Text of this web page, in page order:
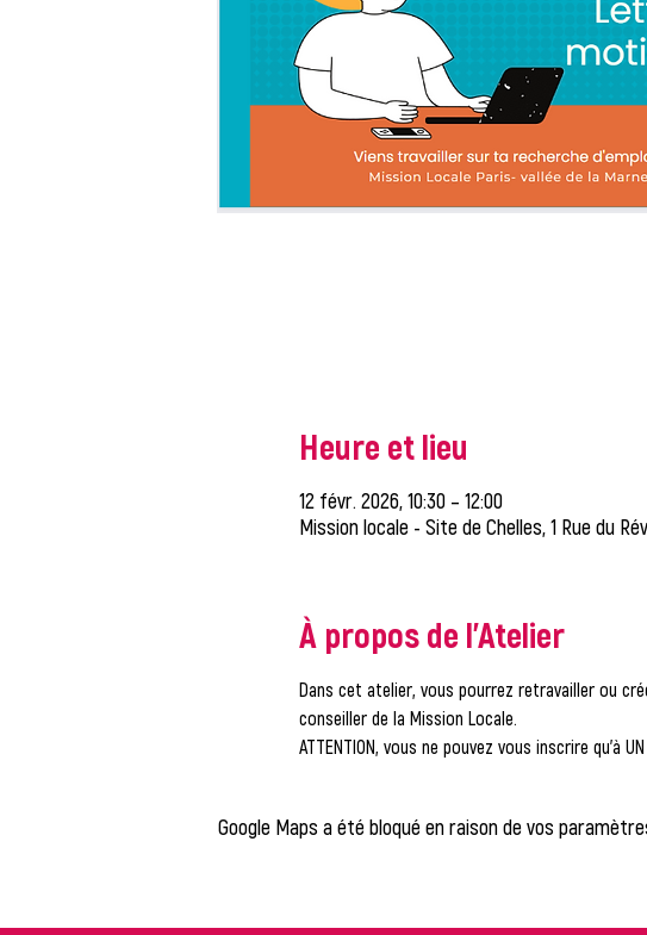
Heure et lieu
12 févr. 2026, 10:30 – 12:00
Mission locale - Site de Chelles, 1 Rue du
À propos de l'Atelier
Dans cet atelier, vous pourrez retravailler ou
conseiller de la Mission Locale.
ATTENTION, vous ne pouvez vous inscrire qu'à
Google Maps a été bloqué en raison de vos